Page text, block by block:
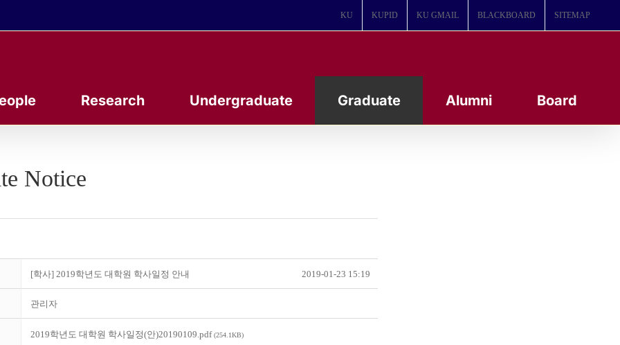
KU KUPID KU GMAIL BLACKBOARD SITEMAP
Research Undergraduate Graduate Alumni Board
Notice
[학사] 2019학년도 대학원 학사일정 안내 2019-01-23 15:19
관리자
2019학년도 대학원 학사일정(안)20190109.pdf(254.1KB)